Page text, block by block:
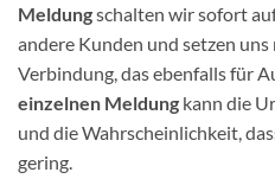
Meldungschalten wir sofort
andere Kunden und setzen
Verbindung, das ebenfalls für
einzelnen Meldung kann die
und die Wahrscheinlichkeit,
gering.